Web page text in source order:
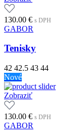
130.00 € s DPH
GABOR
Tenisky
42 42.5 43 44
Nové
Zobraziť
130.00 € s DPH
GABOR